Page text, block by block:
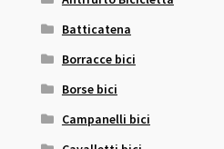
Batticatena
Borracce bici
Borse bici
Campanelli bici